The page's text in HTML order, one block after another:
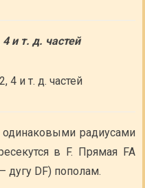
и т. д. частей
одинаковыми радиусами
в F. Прямая FA
дугу DF) пополам.